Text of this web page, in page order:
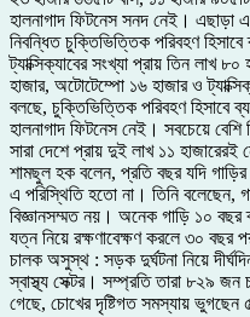
হালনাগাদ ফিটনেস সনদ নেই। এছাড়া
নিবন্ধিত চুক্তিভিত্তিক পরিবহণ
ট্যাক্সিক্যাবের সংখ্যা প্রায় তিন লাখ
হাজার, অটোটেম্পো ১৬ হাজার ও
বলছে, চুক্তিভিত্তিক পরিবহণ হিসাবে
হালনাগাদ ফিটনেস নেই। সবচেয়ে
সারা দেশে প্রায় দুই লাখ ১১
শামছুল হক বলেন, প্রতি বছর যদি
এ পরিস্থিতি হতো না। তিনি বলেছেন,
বিজ্ঞানসম্মত নয়। অনেক গাড়ি ১০
যত্ন নিয়ে রক্ষণাবেক্ষণ করলে ৩০ বছর
চালক অসুস্থ : সড়ক দুর্ঘটনা নিয়ে
স্বাস্থ্য সেক্টর। সম্প্রতি তারা ৮২৯ জন
গেছে, চোখের দৃষ্টিগত সমস্যায় ভুগছেন